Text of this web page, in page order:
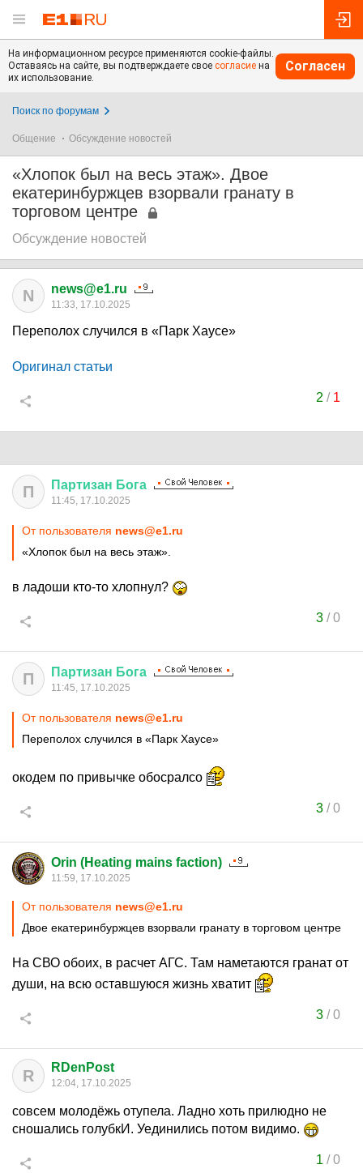
На информационном ресурсе применяются cookie-файлы.
Оставаясь на сайте, вы подтверждаете свое согласие на
их использование.
Согласен
Поиск по форумам
Общение Обсуждение новостей
«Хлопок был на весь этаж». Двое
екатеринбуржцев взорвали гранату в
торговом центре
Обсуждение новостей
N news@e1.ru
11:33, 17.10.2025
Переполох случился в «Парк Хаусе»
Оригинал статьи
2 / 1
П Партизан Бога
11:45, 17.10.2025
От пользователя news@e1.ru
«Хлопок был на весь этаж».
в ладоши кто-то хлопнул?
3/0
П Партизан Бога
11:45, 17.10.2025
От пользователя news@e1.ru
Переполох случился в «Парк Хаусе»
окодем по привычке обосралсо
3/0
Orin (Heating mains faction)
11:59, 17.10.2025
От пользователя news@e1.ru
Двое екатеринбуржцев взорвали гранату в торговом центре
На СВО обоих, в расчет АГС. Там наметаются гранат от
души, на всю оставшуюся жизнь хватит
3/0
R RDenPost
12:04, 17.10.2025
совсем молодёжь отупела. Ладно хоть прилюдно не
сношались голубкИ. Уединились потом видимо.
1 /0